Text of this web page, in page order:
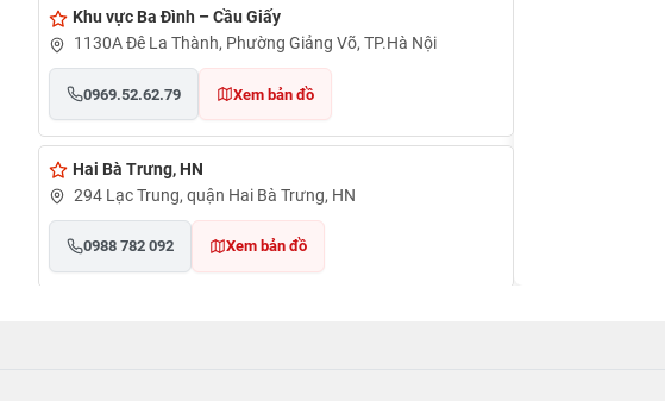
Khu vực Ba Đình – Cầu Giấy
1130A Đê La Thành, Phường Giảng Võ, TP.Hà Nội
0969.52.62.79 Xem bản đồ
Hai Bà Trưng, HN
294 Lạc Trung, quận Hai Bà Trưng, HN
0988 782 092 Xem bản đồ